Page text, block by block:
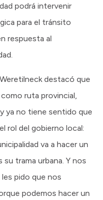
podrá intervenir
para el tránsito
respuesta al
destacó que
ruta provincial,
ya no tiene sentido que
rol del gobierno local:
va a hacer un
trama urbana. Y nos
pido que nos
podemos hacer un